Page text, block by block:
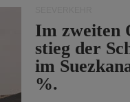
Im zweiten
stieg der
im
%.